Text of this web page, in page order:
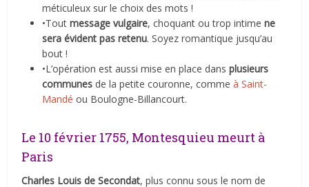
méticuleux sur le choix des mots !
•Toutmessage vulgaire, choquant ou trop intimene
sera évident pas retenu. Soyez romantique jusqu’au
bout !
•L’opération est aussi mise en place dansplusieurs
communes de la petite couronne, commeà Saint-
Mandé ou Boulogne-Billancourt.
Le 10 février 1755, Montesquieu meurt à
Paris
Charles Louis de Secondat, plus connu sous le nom de